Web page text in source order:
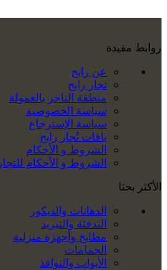
روابط مفيدة
عن رابح
تجار رابح
منطقة التاجر بالعمولة
سياسة الخصوصية
سياسة الإسترجاع
باقات تُجار رابح
الشروط و الأحكام
الشروط و الأحكام للتجار
الأكثر بحثا
الدهانات والديكور
التدفئة والتبريد
مطابخ وأجهزة منزلية
الحمامات
الأبواب والنوافذ